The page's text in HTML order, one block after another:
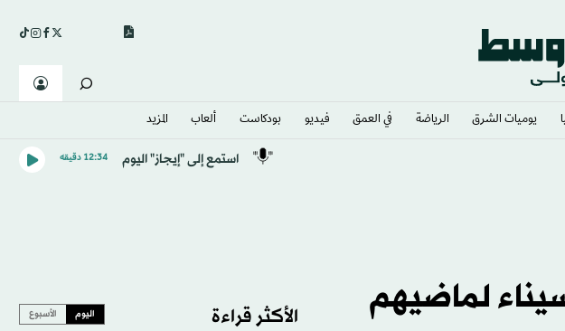
يوميات الشرق​ الرياضة في العمق فيديو بودكاست ألعاب المزيد
استمع إلى "إيجاز" اليوم 12:34 دقيقه
لماضيهم الأكثر قراءة اليوم الأسبوع